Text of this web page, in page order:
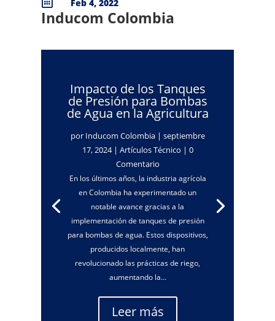
Feb 4, 2022
Inducom Colombia
Impacto de los Tanques
de Presión para Bombas
de Agua en la Agricultura
por Inducom Colombia| septiembre
17, 2024| Artículos Técnico | 0
Comentario
En los últimos años, la industria agrícola
en Colombia ha experimentado un
notable avance gracias a la
implementación de tanques de presión
para bombas de agua. Estos dispositivos,
producidos localmente, han
revolucionado las prácticas de riego,
aumentando la...
Leer más